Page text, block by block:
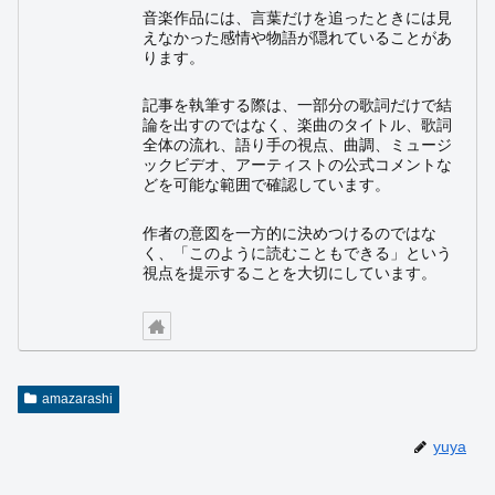
音楽作品には、言葉だけを追ったときには見
えなかった感情や物語が隠れていることがあ
ります。
記事を執筆する際は、一部分の歌詞だけで結
論を出すのではなく、楽曲のタイトル、歌詞
全体の流れ、語り手の視点、曲調、ミュージ
ックビデオ、アーティストの公式コメントな
どを可能な範囲で確認しています。
作者の意図を一方的に決めつけるのではな
く、「このように読むこともできる」という
視点を提示することを大切にしています。
amazarashi
yuya